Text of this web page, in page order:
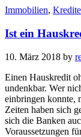
Immobilien, Kredite
Ist ein
10. März 2018 by
Einen Hauskredit
undenkbar. Wer
einbringen konnte,
Zeiten haben sich
sich die Banken
Voraussetzungen